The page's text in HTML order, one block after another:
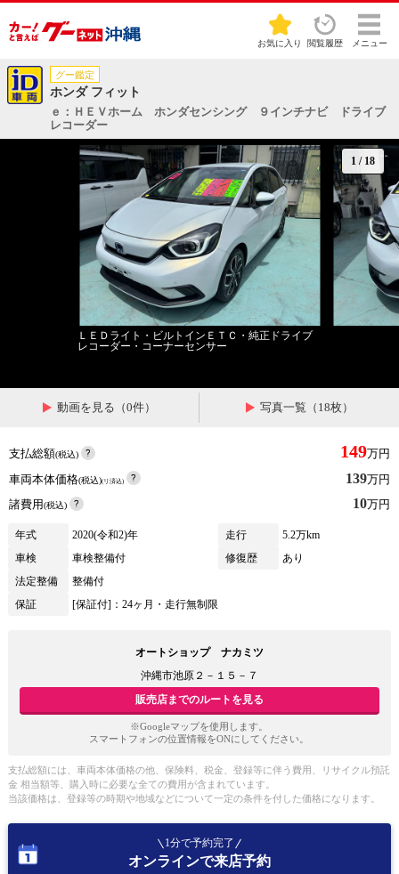
お気に入り 閲覧履歴 メニュー
グー鑑定
ホンダ フィット
ｅ：ＨＥＶホーム ホンダセンシング ９インチナビ ドライブ
レコーダー
1 / 18
ＬＥＤライト・ビルトインＥＴＣ・純正ドライブ
レコーダー・コーナーセンサー
動画を見る（0件） 写真一覧（18枚）
支払総額(税込) 149万円
車両本体価格(税込)(リ済込) 139万円
諸費用(税込) 10万円
年式 2020(令和2)年 走行
5.2万km
車検
車検整備付 修復歴
あり
法定整備
整備付
保証
[保証付]：24ヶ月・走行無制限
オートショップ ナカミツ
沖縄市池原２－１５－７
販売店までのルートを見る
※Googleマップを使用します。
スマートフォンの位置情報をONにしてください。
支払総額には、車両本体価格の他、保険料、税金、登録等に伴う費用、リサイクル預託
金 相当額等、購入時に必要な全ての費用が含まれています。
当該価格は、登録等の時期や地域などについて一定の条件を付した価格になります。
1分で予約完了
オンラインで来店予約